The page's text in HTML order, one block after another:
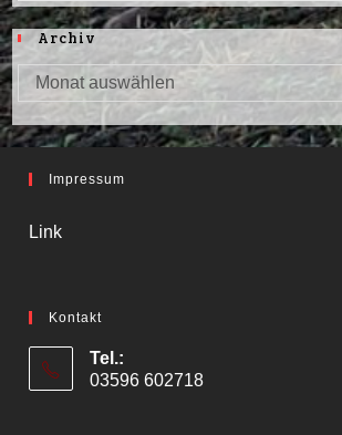
Archiv
Archiv
Monat auswählen
Impressum
Link
Kontakt
Tel.:
03596 602718